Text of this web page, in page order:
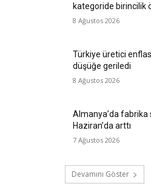
kategoride birincilik
8 Ağustos 2026
Türkiye üretici
düşüğe geriledi
8 Ağustos 2026
Almanya’da fabrika
Haziran’da arttı
7 Ağustos 2026
Devamını Göster